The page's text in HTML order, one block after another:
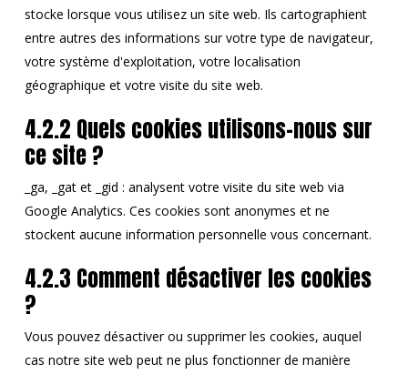
stocke lorsque vous utilisez un site web. Ils cartographient
entre autres des informations sur votre type de navigateur,
votre système d'exploitation, votre localisation
géographique et votre visite du site web.
4.2.2 Quels cookies utilisons-nous sur
ce site ?
_ga, _gat et _gid : analysent votre visite du site web via
Google Analytics. Ces cookies sont anonymes et ne
stockent aucune information personnelle vous concernant.
4.2.3 Comment désactiver les cookies
?
Vous pouvez désactiver ou supprimer les cookies, auquel
cas notre site web peut ne plus fonctionner de manière